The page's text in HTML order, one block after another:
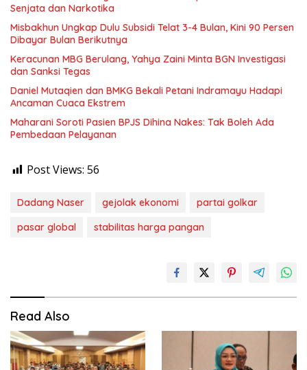
Senjata dan Narkotika
Misbakhun Ungkap Dulu Subsidi Telat 3-4 Bulan, Kini 90 Persen
Dibayar Bulan Berikutnya
Keracunan MBG Berulang, Yahya Zaini Minta BGN Investigasi
dan Sanksi Tegas
Daniel Mutaqien dan BMKG Bekali Petani Indramayu Hadapi
Ancaman Cuaca Ekstrem
Maharani Soroti Pasien BPJS Dihina Nakes: Tak Boleh Ada
Pembedaan Pelayanan
Post Views: 56
Dadang Naser gejolak ekonomi
partai golkar
pasar global
stabilitas harga pangan
Read Also